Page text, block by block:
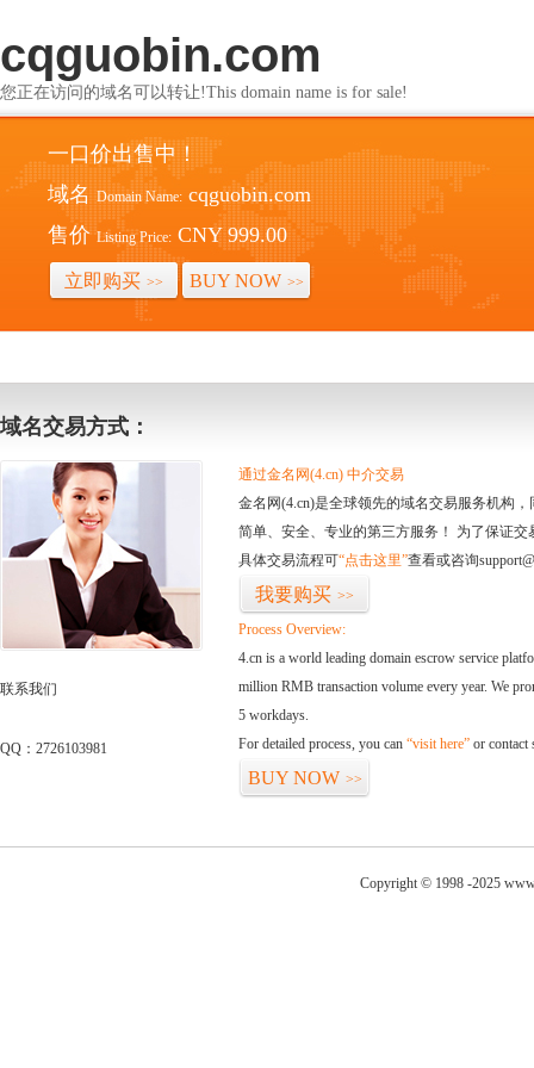
cqguobin.com
您正在访问的域名可以转让!This domain name is for sale!
一口价出售中！
域名 Domain Name: cqguobin.com
售价 Listing Price: CNY 999.00
立即购买 >> BUY NOW >>
域名交易方式：
联系我们
QQ：2726103981
通过金名网(4.cn) 中介交易
金名网(4.cn)是全球领先的域名交易服务机构
简单、安全、专业的第三方服务！ 为了保证
具体交易流程可“点击这里”查看或咨询
我要购买 >>
Process Overview:
4.cn is a world leading domain escrow service
million RMB transaction volume every year. We
5 workdays.
For detailed process, you can “visit here” or contact
BUY NOW >>
Copyright © 1998 -2025